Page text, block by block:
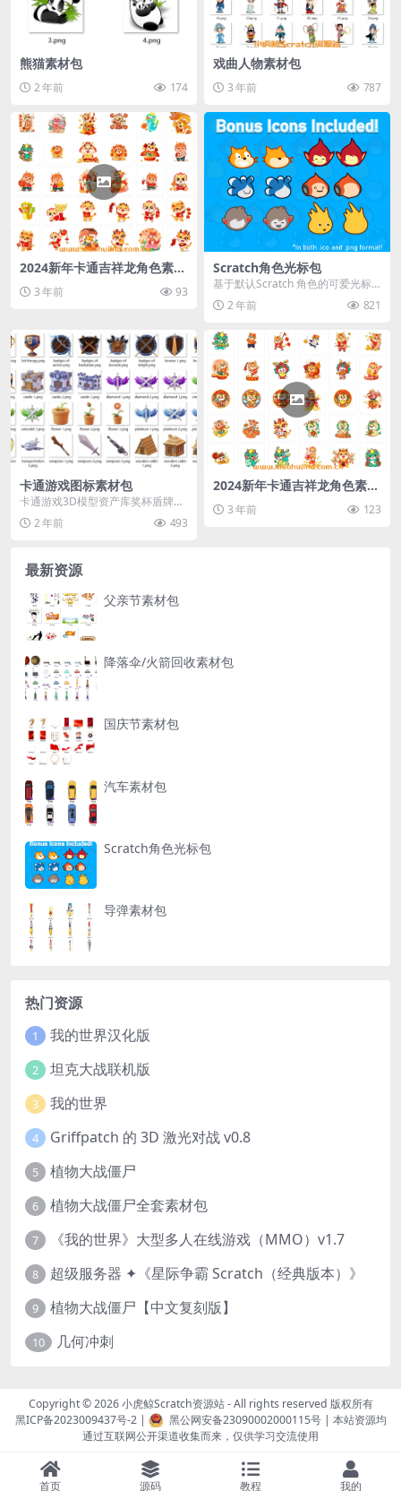
熊猫素材包
2 年前 174
戏曲人物素材包
3 年前 787
2024新年卡通吉祥龙角色素材
3 年前 93
Scratch角色光标包
基于默认Scratch 角色的可爱光标
包 大小：2.57MB
2 年前 821
卡通游戏图标素材包
卡通游戏3D模型资产库奖杯盾牌房
子PNG免扣透明图标素材包
2 年前 493
2024新年卡通吉祥龙角色素材
3 年前 123
最新资源
父亲节素材包
降落伞/火箭回收素材包
国庆节素材包
汽车素材包
Scratch角色光标包
导弹素材包
热门资源
1 我的世界汉化版
2 坦克大战联机版
3 我的世界
4 Griffpatch 的 3D 激光对战 v0.8
5 植物大战僵尸
6 植物大战僵尸全套素材包
7 《我的世界》大型多人在线游戏（MMO）v1.7
8 超级服务器 ✦《星际争霸 Scratch（经典版本）》
9 植物大战僵尸【中文复刻版】
10 几何冲刺
Copyright © 2026小虎鲸Scratch资源站- All rights reserved 版权所有
黑ICP备2023009437号-2| 黑公网安备23090002000115号| 本站资源均
通过互联网公开渠道收集而来，仅供学习交流使用
首页 源码 教程 我的